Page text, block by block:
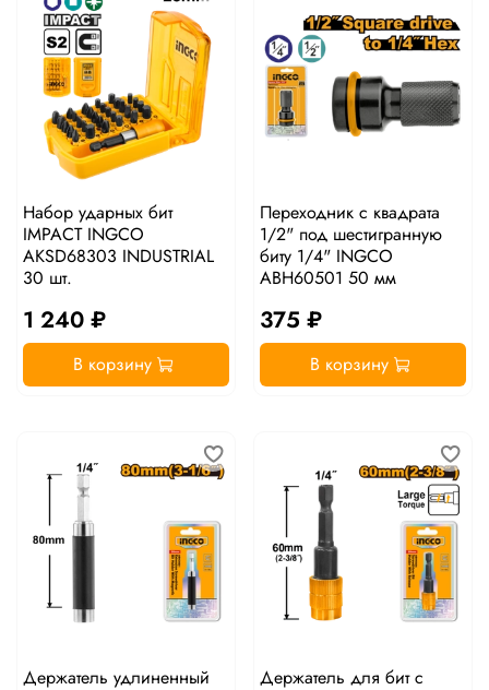
Набор ударных бит
IMPACT INGCO
AKSD68303 INDUSTRIAL
30 шт.
1 240 ₽
В корзину
Переходник с квадрата
1/2" под шестигранную
биту 1/4" INGCO
ABH60501 50 мм
375 ₽
В корзину
Держатель удлиненный
Держатель для бит с